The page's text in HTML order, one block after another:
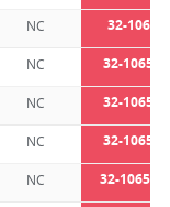
NC 32-1065-
NC 32-1065-
NC 32-1065-
NC 32-1065-
NC 32-1065-